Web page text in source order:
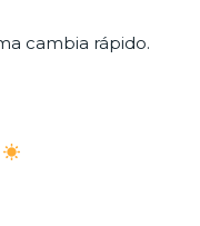
cambia rápido.